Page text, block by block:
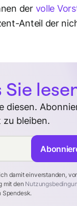
der volle
Anteil der
bleiben.
damit einverstanden,
mit den